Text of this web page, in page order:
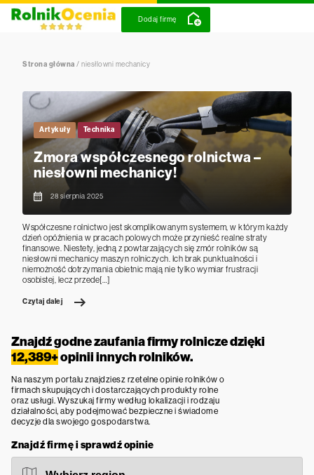
Dodaj firmę
Strona główna / niesłlowni mechanicy
Artykuły Technika
Zmora współczesnego rolnictwa –
niesłowni mechanicy!
28 sierpnia 2025
Współczesne rolnictwo jest skomplikowanym systemem, w którym każdy
dzień opóźnienia w pracach polowych może przynieść realne straty
finansowe. Niestety, jedną z powtarzających się zmór rolników są
niesłowni mechanicy maszyn rolniczych. Ich brak punktualności i
niemożność dotrzymania obietnic mają nie tylko wymiar frustracji
osobistej, lecz przede[…]
Czytaj dalej
Znajdź godne zaufania firmy rolnicze dzięki
12,389+opinii innych rolników.
Na naszym portalu znajdziesz rzetelne opinie rolników o
firmach skupujących i dostarczających produkty rolne
oraz usługi. Wyszukaj firmy według lokalizacji i rodzaju
działalności, aby podejmować bezpieczne i świadome
decyzje dla swojego gospodarstwa.
Znajdź firmę i sprawdź opinie